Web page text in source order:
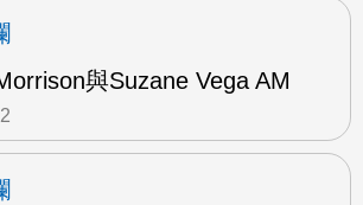
與Suzane Vega AM